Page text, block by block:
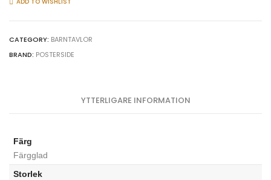
-
quantity
CATEGORY: BARNTAVLOR
BRAND: POSTERSIDE
YTTERLIGARE INFORMATION
Färg
Färgglad
Storlek